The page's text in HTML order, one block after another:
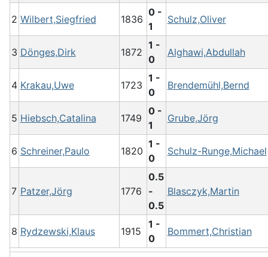
2 Wilbert,Siegfried 1836
0 -
1
Schulz,Oliver
3 Dönges,Dirk 1872
1 -
0
Alghawi,Abdullah
4 Krakau,Uwe 1723
1 -
0
Brendemühl,Bernd
5 Hiebsch,Catalina 1749
0 -
1
Grube,Jörg
6 Schreiner,Paulo 1820
1 -
0
Schulz-Runge,Michael
7 Patzer,Jörg 1776
0.5
-
0.5
Blasczyk,Martin
8 Rydzewski,Klaus 1915
1 -
0
Bommert,Christian